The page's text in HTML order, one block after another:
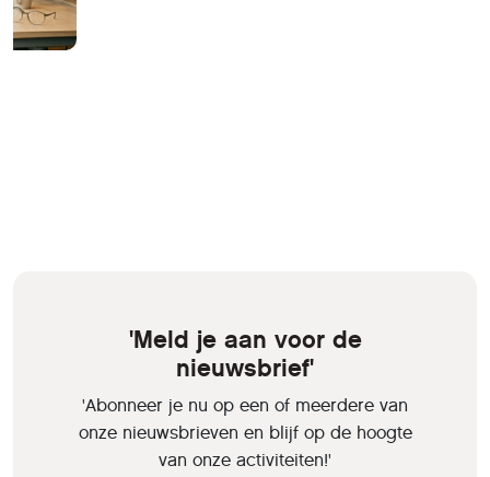
'Meld je aan voor de
nieuwsbrief'
'Abonneer je nu op een of meerdere van
onze nieuwsbrieven en blijf op de hoogte
van onze activiteiten!'